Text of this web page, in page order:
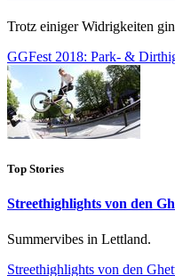
Trotz einiger Widrigkeiten
GGFest 2018: Park- &
Top Stories
Streethighlights von den
Summervibes in Lettland.
Streethighlights von den